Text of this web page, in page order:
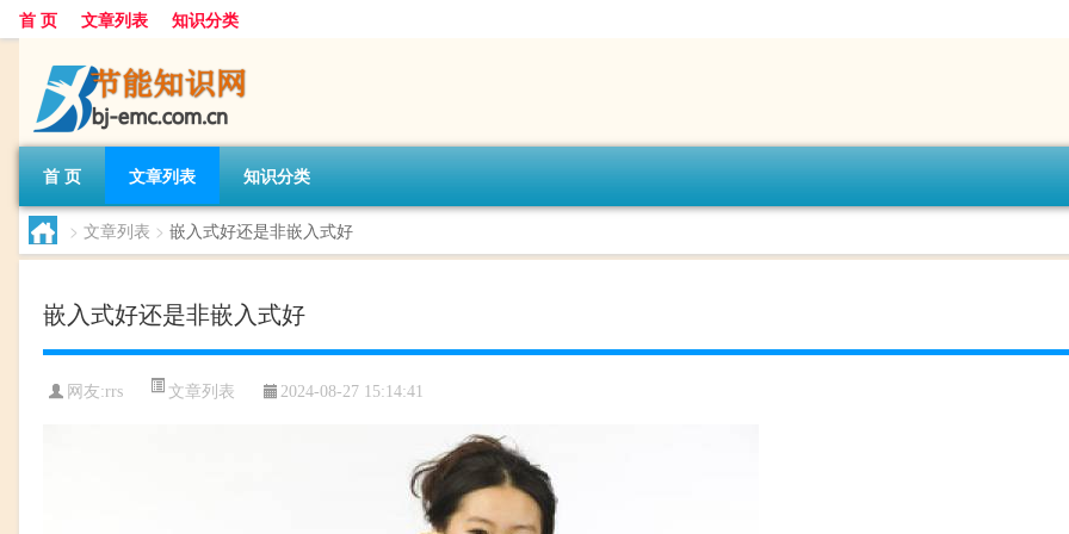
首 页 文章列表 知识分类
首 页 文章列表 知识分类
> 文章列表 > 嵌入式好还是非嵌入式好
嵌入式好还是非嵌入式好
网友:rrs 文章列表 2024-08-27 15:14:41